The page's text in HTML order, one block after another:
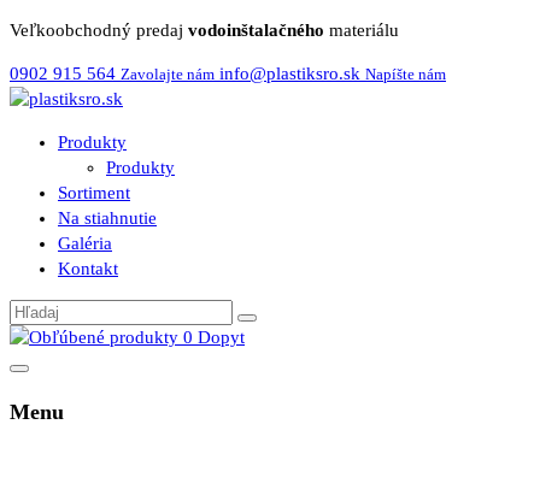
Veľkoobchodný predaj vodoinštalačného materiálu
0902 915 564 Zavolajte nám info@plastiksro.sk Napíšte nám
Produkty
Produkty
Sortiment
Na stiahnutie
Galéria
Kontakt
0 Dopyt
Menu